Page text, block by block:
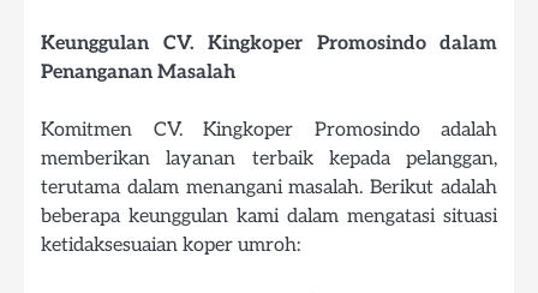
Keunggulan CV. Kingkoper Promosindo dalam
Penanganan Masalah
Komitmen CV. Kingkoper Promosindo adalah
memberikan layanan terbaik kepada pelanggan,
terutama dalam menangani masalah. Berikut adalah
beberapa keunggulan kami dalam mengatasi situasi
ketidaksesuaian koper umroh: